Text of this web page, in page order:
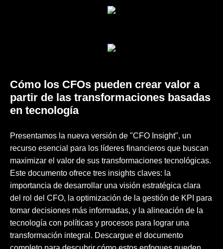
Cómo los CFOs pueden crear valor a
partir de las transformaciones basadas
en tecnología
Presentamos la nueva versión de "CFO Insight", un
recurso esencial para los líderes financieros que buscan
maximizar el valor de sus transformaciones tecnológicas.
Este documento ofrece tres insights claves: la
importancia de desarrollar una visión estratégica clara
del rol del CFO, la optimización de la gestión de KPI para
tomar decisiones más informadas, y la alineación de la
tecnología con políticas y procesos para lograr una
transformación integral. Descargue el documento